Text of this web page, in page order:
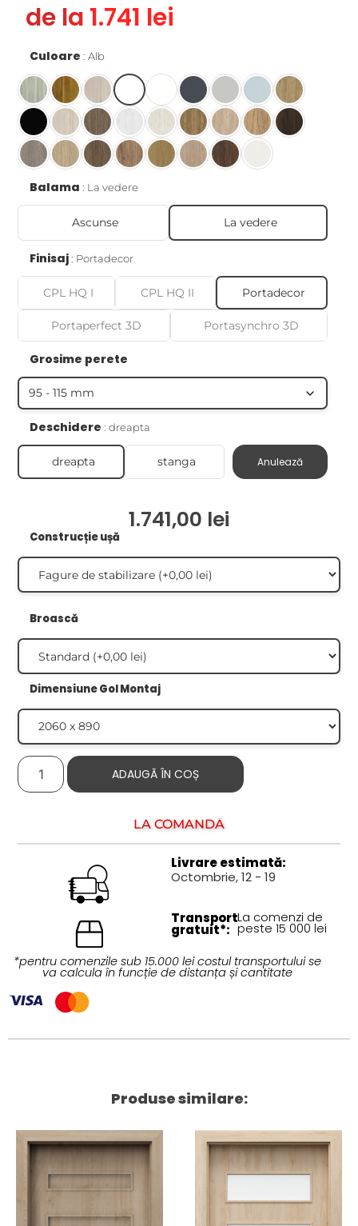
de la 1.741 lei
Culoare Alb
Balama La vedere
Ascunse La vedere
Finisaj Portadecor
CPL HQ I CPL HQ II Portadecor
Portaperfect 3D Portasynchro 3D
Grosime perete
Deschidere dreapta
dreapta stanga Anulează
1.741,00 lei
Construcție ușă
Broască
Dimensiune Gol Montaj
ADAUGĂ ÎN COȘ
LA COMANDĂ
Livrare estimată:
Octombrie, 12 - 19
Transport
gratuit*:
La comenzi de
peste 15 000 lei
*pentru comenzile sub 15.000 lei costul transportului se
va calcula în funcție de distanța și cantitate
Produse similare: